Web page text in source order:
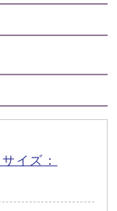
イズ：